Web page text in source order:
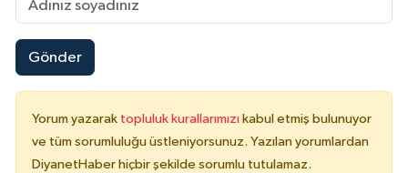
Gönder
Yorum yazarak topluluk kurallarımızı kabul etmiş bulunuyor
ve tüm sorumluluğu üstleniyorsunuz. Yazılan yorumlardan
DiyanetHaber hiçbir şekilde sorumlu tutulamaz.